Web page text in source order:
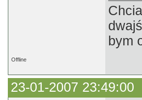
bym
Offline
23-01-2007 23:49:00